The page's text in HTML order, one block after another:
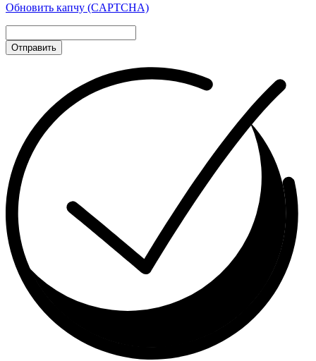
Обновить капчу (CAPTCHA)
Отправить